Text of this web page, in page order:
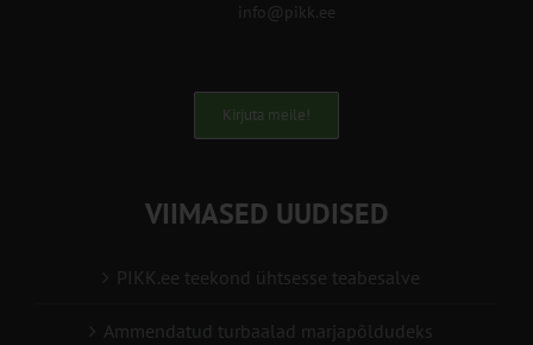
info@pikk.ee
Kirjuta meile!
VIIMASED UUDISED
PIKK.ee teekond ühtsesse teabesalve
Ammendatud turbaalad marjapõldudeks